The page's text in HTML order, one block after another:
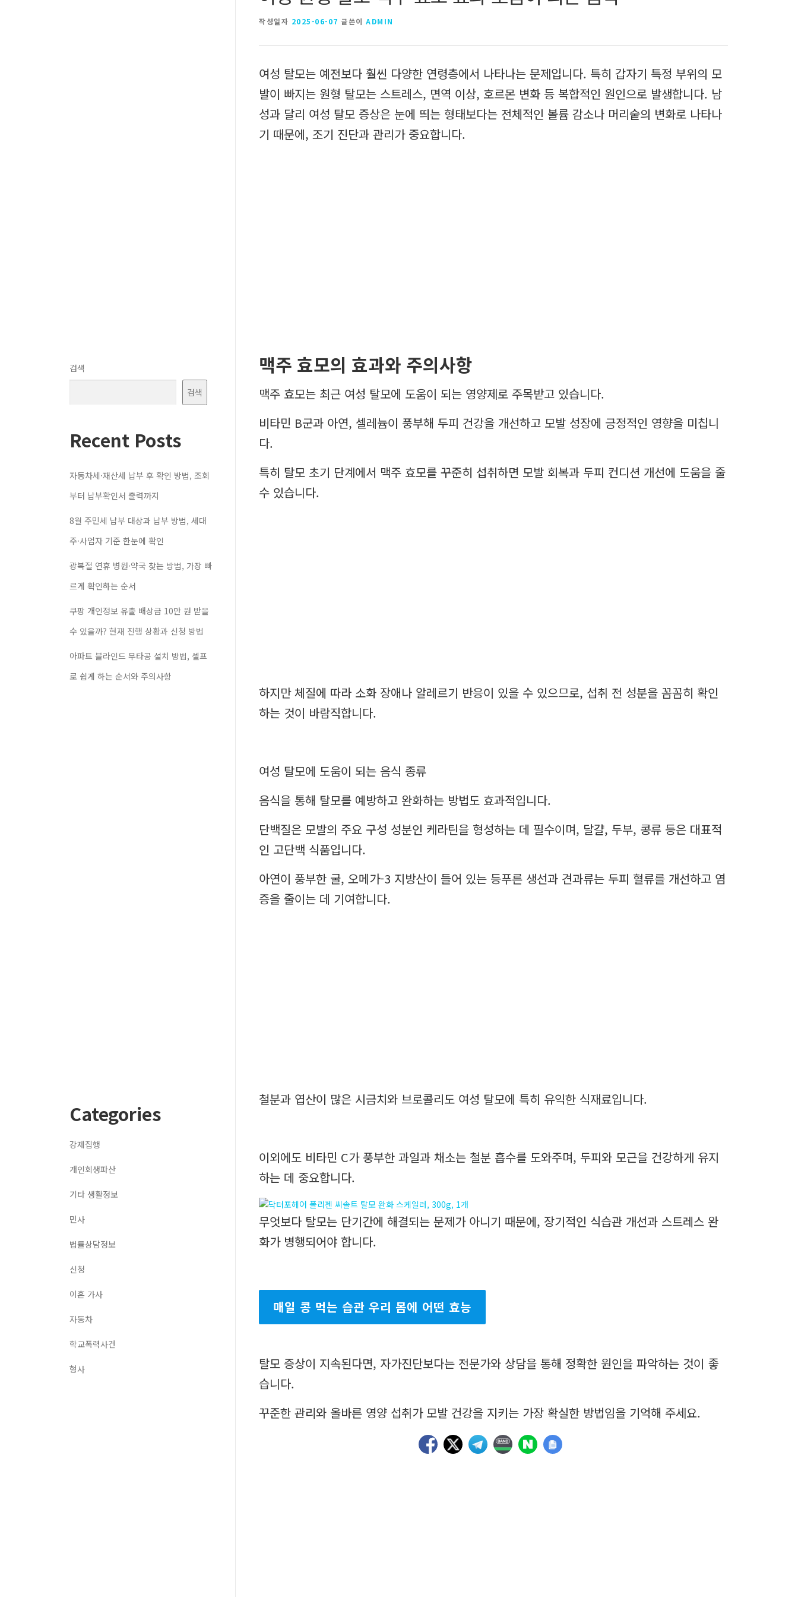
작성일자 2025-06-07 글쓴이 ADMIN
여성 탈모는 예전보다 훨씬 다양한 연령층에서 나타나는 문제입니다. 특히 갑자기 특정 부위의 모
발이 빠지는 원형 탈모는 스트레스, 면역 이상, 호르몬 변화 등 복합적인 원인으로 발생합니다. 남
성과 달리 여성 탈모 증상은 눈에 띄는 형태보다는 전체적인 볼륨 감소나 머리숱의 변화로 나타나
기 때문에, 조기 진단과 관리가 중요합니다.
맥주 효모의 효과와 주의사항
맥주 효모는 최근 여성 탈모에 도움이 되는 영양제로 주목받고 있습니다.
비타민 B군과 아연, 셀레늄이 풍부해 두피 건강을 개선하고 모발 성장에 긍정적인 영향을 미칩니
다.
특히 탈모 초기 단계에서 맥주 효모를 꾸준히 섭취하면 모발 회복과 두피 컨디션 개선에 도움을 줄
수 있습니다.
하지만 체질에 따라 소화 장애나 알레르기 반응이 있을 수 있으므로, 섭취 전 성분을 꼼꼼히 확인
하는 것이 바람직합니다.
여성 탈모에 도움이 되는 음식 종류
음식을 통해 탈모를 예방하고 완화하는 방법도 효과적입니다.
단백질은 모발의 주요 구성 성분인 케라틴을 형성하는 데 필수이며, 달걀, 두부, 콩류 등은 대표적
인 고단백 식품입니다.
아연이 풍부한 굴, 오메가-3 지방산이 들어 있는 등푸른 생선과 견과류는 두피 혈류를 개선하고 염
증을 줄이는 데 기여합니다.
철분과 엽산이 많은 시금치와 브로콜리도 여성 탈모에 특히 유익한 식재료입니다.
이외에도 비타민 C가 풍부한 과일과 채소는 철분 흡수를 도와주며, 두피와 모근을 건강하게 유지
하는 데 중요합니다.
무엇보다 탈모는 단기간에 해결되는 문제가 아니기 때문에, 장기적인 식습관 개선과 스트레스 완
화가 병행되어야 합니다.
매일 콩 먹는 습관 우리 몸에 어떤 효능
탈모 증상이 지속된다면, 자가진단보다는 전문가와 상담을 통해 정확한 원인을 파악하는 것이 좋
습니다.
꾸준한 관리와 올바른 영양 섭취가 모발 건강을 지키는 가장 확실한 방법임을 기억해 주세요.
검색
검색
Recent Posts
자동차세·재산세 납부 후 확인 방법, 조회
부터 납부확인서 출력까지
8월 주민세 납부 대상과 납부 방법, 세대
주·사업자 기준 한눈에 확인
광복절 연휴 병원·약국 찾는 방법, 가장 빠
르게 확인하는 순서
쿠팡 개인정보 유출 배상금 10만 원 받을
수 있을까? 현재 진행 상황과 신청 방법
아파트 블라인드 무타공 설치 방법, 셀프
로 쉽게 하는 순서와 주의사항
Categories
강제집행
개인회생파산
기타 생활정보
민사
법률상담정보
신청
이혼 가사
자동차
학교폭력사건
형사